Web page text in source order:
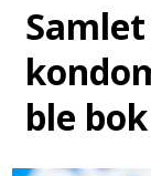
ble